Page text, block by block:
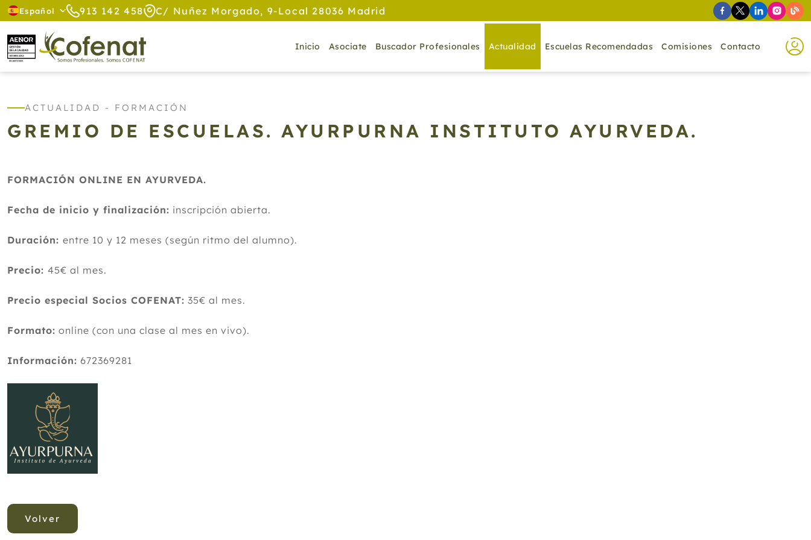
Español 913 142 458 C/ Nuñez Morgado, 9-Local 28036 Madrid
Inicio Asociate Buscador Profesionales Actualidad Escuelas Recomendadas Comisiones Contacto
ACTUALIDAD - FORMACIÓN
GREMIO DE ESCUELAS. AYURPURNA INSTITUTO AYURVEDA.
FORMACIÓN ONLINE EN AYURVEDA.
Fecha de inicio y finalización: inscripción abierta.
Duración: entre 10 y 12 meses (según ritmo del alumno).
Precio: 45€ al mes.
Precio especial Socios COFENAT: 35€ al mes.
Formato: online (con una clase al mes en vivo).
Información: 672369281
Volver